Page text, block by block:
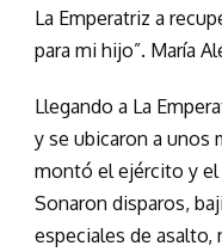
La Emperatriz a
para mi hijo”. María
Llegando a La
y se ubicaron a unos
montó el ejército y el
Sonaron disparos,
especiales de